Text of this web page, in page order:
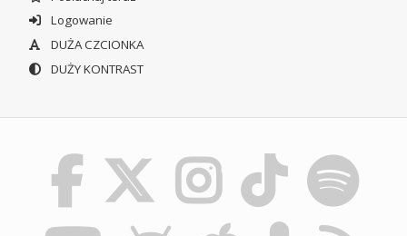
Logowanie
DUŻA CZCIONKA
DUŻY KONTRAST